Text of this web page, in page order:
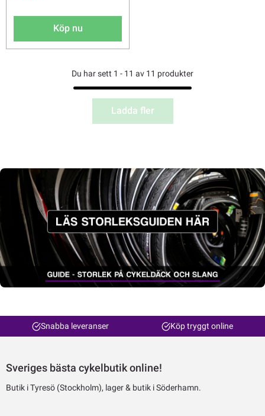
Köp nu
Du har sett 1 - 11 av 11 produkter
Ladda fler
Snabba leveranser Köp tryggt online
Sveriges bästa cykelbutik online!
Butik i Tyresö (Stockholm), lager & butik i Söderhamn.